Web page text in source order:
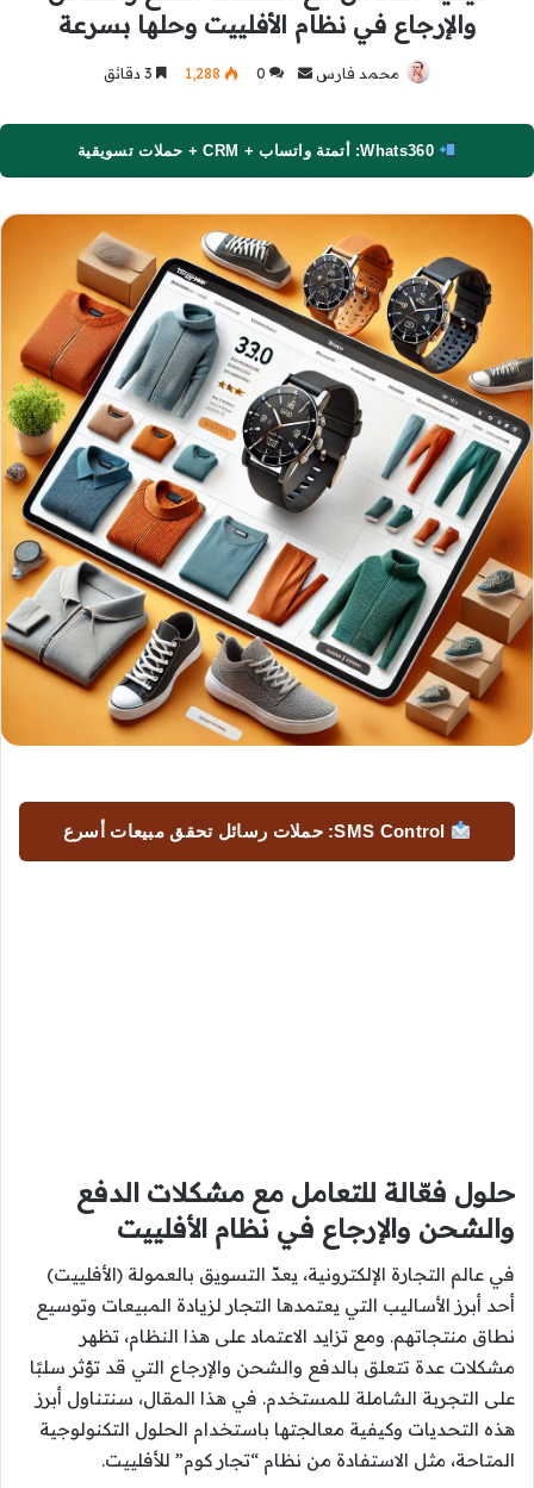
والإرجاع في نظام الأفلييت وحلها بسرعة
محمد فارس
أرسل
إلكترونيا
0 1٬288
Whats360: أتمتة واتساب + CRM + حملات تسويقية
حلول فعّالة للتعامل مع مشكلات الدفع
والشحن والإرجاع في نظام الأفلييت
في عالم التجارة الإلكترونية، يعدّ التسويق بالعمولة (الأفلييت)
أحد أبرز الأساليب التي يعتمدها التجار لزيادة المبيعات وتوسيع
نطاق منتجاتهم. ومع تزايد الاعتماد على هذا النظام، تظهر
مشكلات عدة تتعلق بالدفع والشحن والإرجاع التي قد تؤثر سلبًا
على التجربة الشاملة للمستخدم. في هذا المقال، سنتناول أبرز
هذه التحديات وكيفية معالجتها باستخدام الحلول التكنولوجية
المتاحة، مثل الاستفادة من نظام “تجار كوم” للأفلييت.